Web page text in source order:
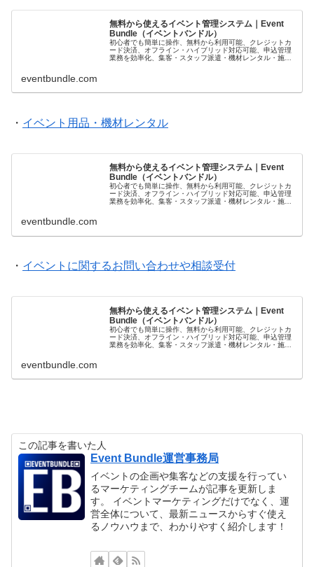
無料から使えるイベント管理システム｜Event
Bundle（イベントバンドル）
初心者でも簡単に操作、無料から利用可能、クレジットカ
ード決済、オフライン・ハイブリッド対応可能、申込管理
業務を効率化、集客・スタッフ派遣・機材レンタル・施工
eventbundle.com
・ イベント用品・機材レンタル
無料から使えるイベント管理システム｜Event
Bundle（イベントバンドル）
初心者でも簡単に操作、無料から利用可能、クレジットカ
ード決済、オフライン・ハイブリッド対応可能、申込管理
業務を効率化、集客・スタッフ派遣・機材レンタル・施工
eventbundle.com
・ イベントに関するお問い合わせや相談受付
無料から使えるイベント管理システム｜Event
Bundle（イベントバンドル）
初心者でも簡単に操作、無料から利用可能、クレジットカ
ード決済、オフライン・ハイブリッド対応可能、申込管理
業務を効率化、集客・スタッフ派遣・機材レンタル・施工
eventbundle.com
この記事を書いた人
Event Bundle運営事務局
イベントの企画や集客などの支援を行ってい
るマーケティングチームが記事を更新しま
す。 イベントマーケティングだけでなく、運
営全体について、最新ニュースからすぐ使え
るノウハウまで、わかりやすく紹介します！